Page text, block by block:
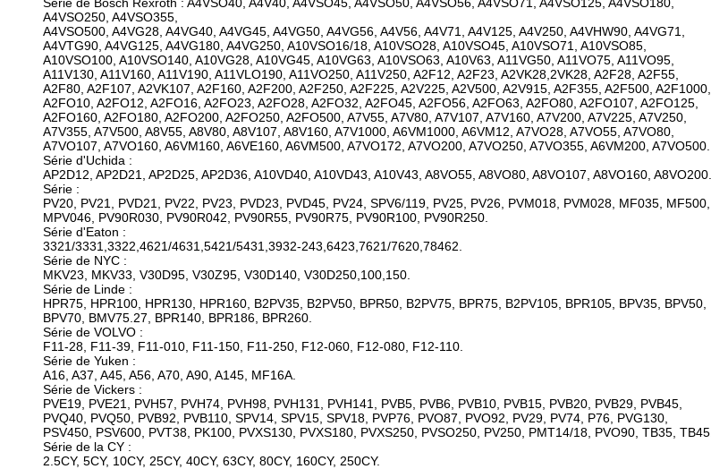
A4VSO250, A4VSO355,
A4VSO500, A4VG28, A4VG40, A4VG45, A4VG50, A4VG56, A4V56, A4V71, A4V125, A4V250, A4VHW90, A4VG71,
A4VTG90, A4VG125, A4VG180, A4VG250, A10VSO16/18, A10VSO28, A10VSO45, A10VSO71, A10VSO85,
A10VSO100, A10VSO140, A10VG28, A10VG45, A10VG63, A10VSO63, A10V63, A11VG50, A11VO75, A11VO95,
A11V130, A11V160, A11V190, A11VLO190, A11VO250, A11V250, A2F12, A2F23, A2VK28,2VK28, A2F28, A2F55,
A2F80, A2F107, A2VK107, A2F160, A2F200, A2F250, A2F225, A2V225, A2V500, A2V915, A2F355, A2F500, A2F1000,
A2FO10, A2FO12, A2FO16, A2FO23, A2FO28, A2FO32, A2FO45, A2FO56, A2FO63, A2FO80, A2FO107, A2FO125,
A2FO160, A2FO180, A2FO200, A2FO250, A2FO500, A7V55, A7V80, A7V107, A7V160, A7V200, A7V225, A7V250,
A7V355, A7V500, A8V55, A8V80, A8V107, A8V160, A7V1000, A6VM1000, A6VM12, A7VO28, A7VO55, A7VO80,
A7VO107, A7VO160, A6VM160, A6VE160, A6VM500, A7VO172, A7VO200, A7VO250, A7VO355, A6VM200, A7VO500.
Série d'Uchida :
AP2D12, AP2D21, AP2D25, AP2D36, A10VD40, A10VD43, A10V43, A8VO55, A8VO80, A8VO107, A8VO160, A8VO200.
Série :
PV20, PV21, PVD21, PV22, PV23, PVD23, PVD45, PV24, SPV6/119, PV25, PV26, PVM018, PVM028, MF035, MF500,
MPV046, PV90R030, PV90R042, PV90R55, PV90R75, PV90R100, PV90R250.
Série d'Eaton :
3321/3331,3322,4621/4631,5421/5431,3932-243,6423,7621/7620,78462.
Série de NYC :
MKV23, MKV33, V30D95, V30Z95, V30D140, V30D250,100,150.
Série de Linde :
HPR75, HPR100, HPR130, HPR160, B2PV35, B2PV50, BPR50, B2PV75, BPR75, B2PV105, BPR105, BPV35, BPV50,
BPV70, BMV75.27, BPR140, BPR186, BPR260.
Série de VOLVO :
F11-28, F11-39, F11-010, F11-150, F11-250, F12-060, F12-080, F12-110.
Série de Yuken :
A16, A37, A45, A56, A70, A90, A145, MF16A.
Série de Vickers :
PVE19, PVE21, PVH57, PVH74, PVH98, PVH131, PVH141, PVB5, PVB6, PVB10, PVB15, PVB20, PVB29, PVB45,
PVQ40, PVQ50, PVB92, PVB110, SPV14, SPV15, SPV18, PVP76, PVO87, PVO92, PV29, PV74, P76, PVG130,
PSV450, PSV600, PVT38, PK100, PVXS130, PVXS180, PVXS250, PVSO250, PV250, PMT14/18, PVO90, TB35, TB45.
Série de la CY :
2.5CY, 5CY, 10CY, 25CY, 40CY, 63CY, 80CY, 160CY, 250CY.